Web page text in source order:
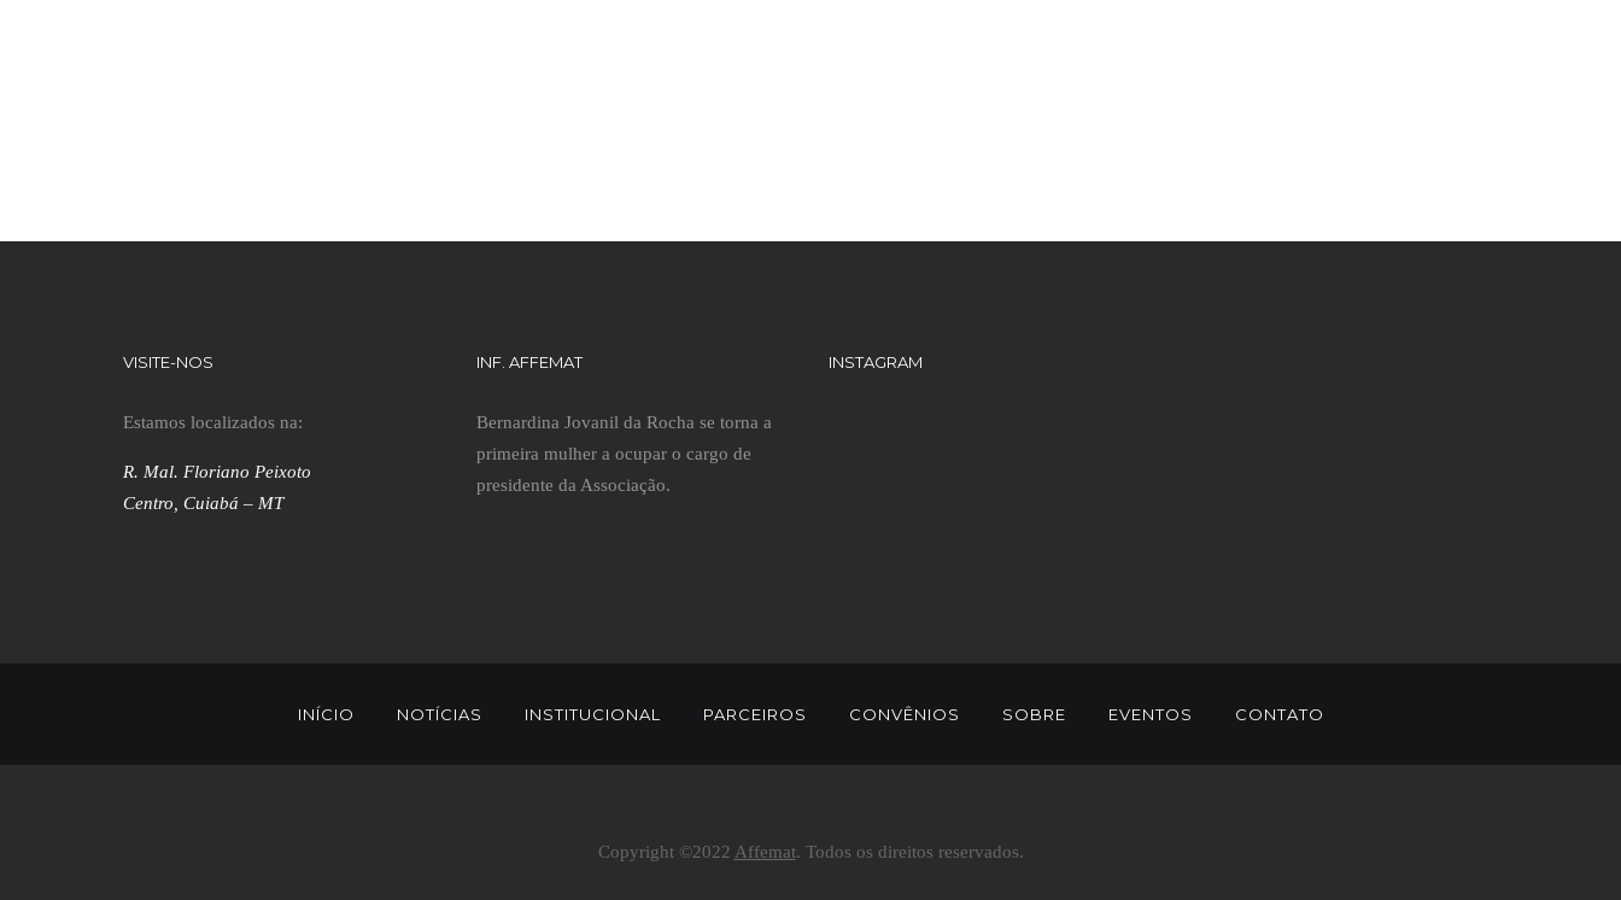
VISITE-NOS
Estamos localizados na:
R. Mal. Floriano Peixoto
Centro, Cuiabá – MT
INF. AFFEMAT
Bernardina Jovanil da Rocha se torna a
primeira mulher a ocupar o cargo de
presidente da Associação.
INSTAGRAM
INÍCIO NOTÍCIAS INSTITUCIONAL PARCEIROS CONVÊNIOS SOBRE EVENTOS CONTATO
Copyright ©2022 Affemat. Todos os direitos reservados.